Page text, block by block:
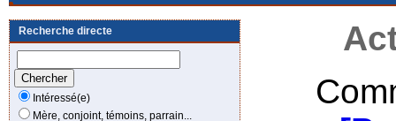
Recherche directe
Intéressé(e)
Mère, conjoint, témoins, parrain...